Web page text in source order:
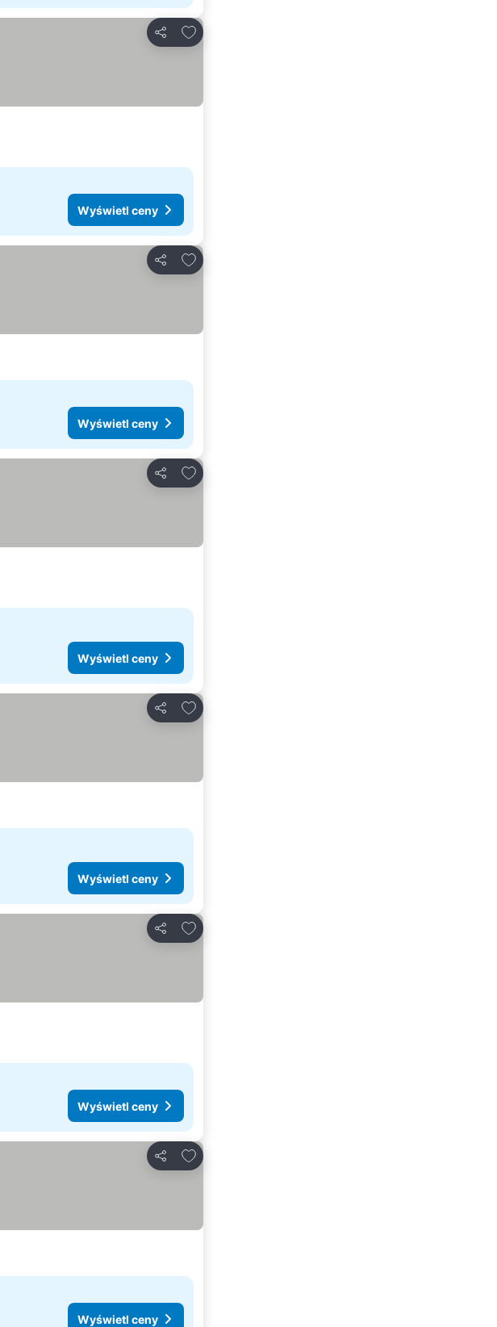
Udostępnij
Dodaj do ulubionych
Wyświetl ceny
Udostępnij
Dodaj do ulubionych
Wyświetl ceny
Udostępnij
Dodaj do ulubionych
Wyświetl ceny
Udostępnij
Dodaj do ulubionych
Wyświetl ceny
Udostępnij
Dodaj do ulubionych
Wyświetl ceny
Udostępnij
Dodaj do ulubionych
Wyświetl ceny